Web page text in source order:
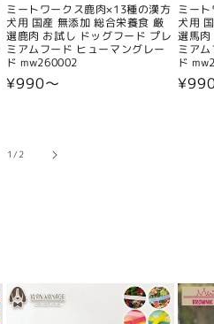
ミートワークス鹿肉×13種の漢方
犬用 国産 無添加 総合栄養食 厳
選鹿肉 お試し ドッグフード プレ
ミアムフード ヒューマングレー
ド mw260002
通
¥990〜
ミー
犬用
選馬
ミア
ド
通
1/の
2